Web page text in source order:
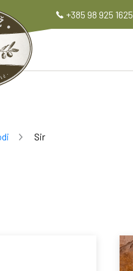
+385 98 925 1625
Sir